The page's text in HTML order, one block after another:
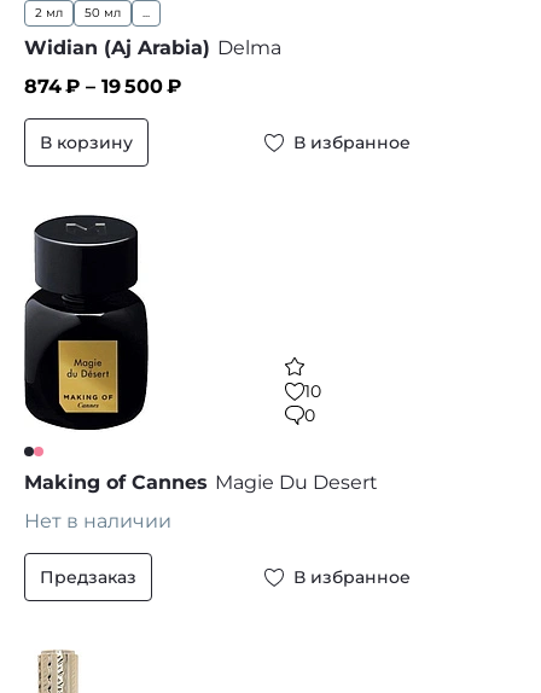
2 мл 50 мл ...
Widian (Aj Arabia) Delma
874₽ – 19 500₽
В корзину В избранное
10
0
Making of Cannes Magie Du Desert
Нет в наличии
Предзаказ В избранное